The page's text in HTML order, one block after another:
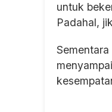
untuk
Padahal,